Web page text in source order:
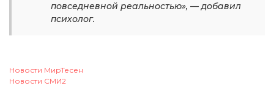
повседневной реальностью», — добавил
психолог.
Новости МирТесен
Новости СМИ2